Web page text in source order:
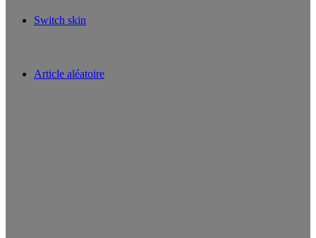
Switch skin
Article aléatoire